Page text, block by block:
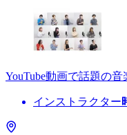
YouTube動画で話題の
インストラクター